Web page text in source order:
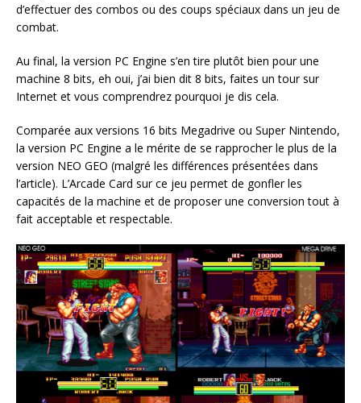
d’effectuer des combos ou des coups spéciaux dans un jeu de
combat.
Au final, la version PC Engine s’en tire plutôt bien pour une
machine 8 bits, eh oui, j’ai bien dit 8 bits, faites un tour sur
Internet et vous comprendrez pourquoi je dis cela.
Comparée aux versions 16 bits Megadrive ou Super Nintendo,
la version PC Engine a le mérite de se rapprocher le plus de la
version NEO GEO (malgré les différences présentées dans
l’article). L’Arcade Card sur ce jeu permet de gonfler les
capacités de la machine et de proposer une conversion tout à
fait acceptable et respectable.